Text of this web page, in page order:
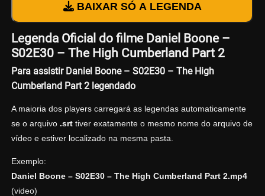
BAIXAR SÓ A LEGENDA
Legenda Oficial do filme Daniel Boone –
S02E30 – The High Cumberland Part 2
Para assistir Daniel Boone – S02E30 – The High
Cumberland Part 2 legendado
A maioria dos players carregará as legendas automaticamente
se o arquivo .srttiver exatamente o mesmo nome do arquivo de
vídeo e estiver localizado na mesma pasta.
Exemplo:
Daniel Boone – S02E30 – The High Cumberland Part 2.mp4
(video)